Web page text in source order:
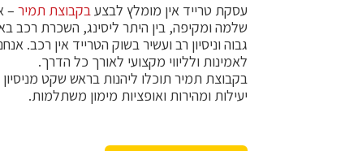
עסקת טרייד אין מומלץ לבצעבקבוצת תמיר –
שלמה ומקיפה, בין היתר ליסינג, השכרת רכב
גבוה וניסיון רב ועשיר בשוק הטרייד אין רכב.
לאמינות ולליווי מקצועי לאורך כל הדרך.
בקבוצת תמיר תוכלו ליהנות בראש שקט מניסיון
יעילות ומהירות ואופציות מימון משתלמות.